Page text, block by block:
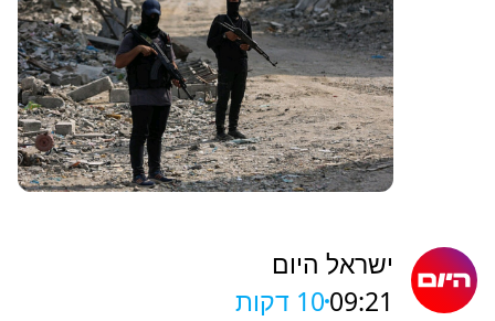
ישראל היום
09:2110 דקות